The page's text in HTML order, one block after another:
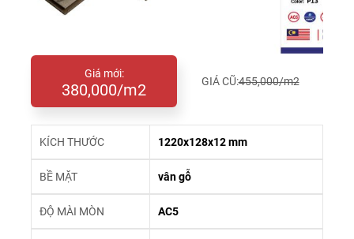
Giá mới:
380,000/m2 GIÁ CŨ:455,000/m2
KÍCH THƯỚC 1220x128x12 mm
BỀ MẶT vân gỗ
ĐỘ MÀI MÒN AC5